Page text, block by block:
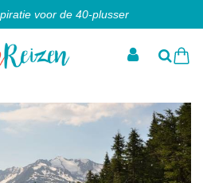
voor de 40-plusser